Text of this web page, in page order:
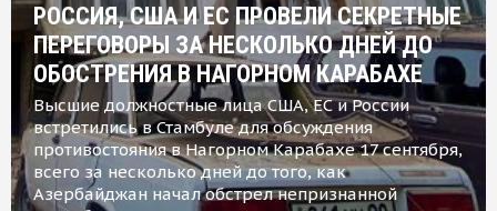
РОССИЯ, США И ЕС ПРОВЕЛИ СЕКРЕТНЫЕ
ПЕРЕГОВОРЫ ЗА НЕСКОЛЬКО ДНЕЙ ДО
ОБОСТРЕНИЯ В НАГОРНОМ КАРАБАХЕ
Высшие должностные лица США, ЕС и России
встретились в Стамбуле для обсуждения
противостояния в Нагорном Карабахе 17 сентября,
всего за несколько дней до того, как
Азербайджан начал обстрел непризнанной